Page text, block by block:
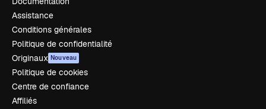
Assistance
Conditions générales
Politique de confidentialité
Originaux Nouveau
Politique de cookies
Centre de confiance
Affiliés